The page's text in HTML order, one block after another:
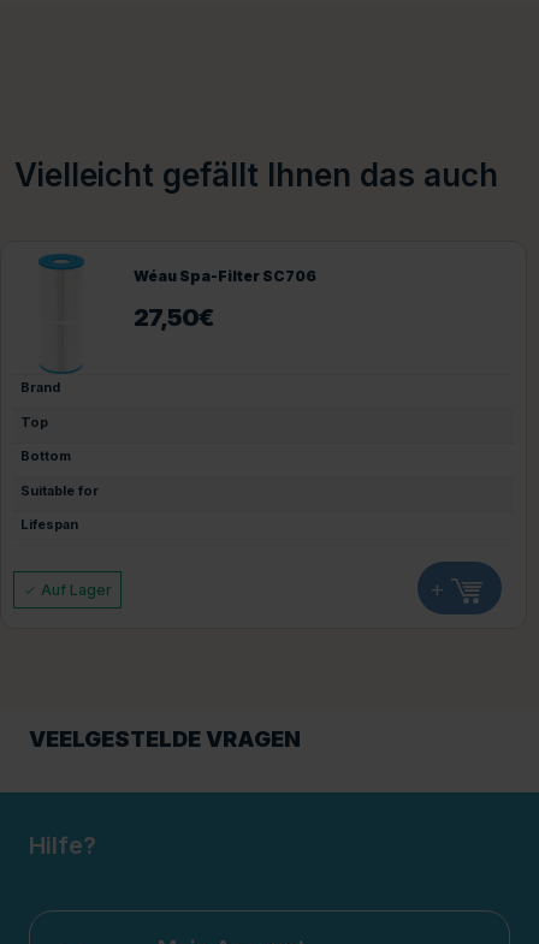
Vielleicht gefällt Ihnen das auch
Wéau Spa-Filter SC706
27,50€
Brand
Top
Bottom
Suitable for
Lifespan
Auf Lager +
VEELGESTELDE VRAGEN
Hilfe?